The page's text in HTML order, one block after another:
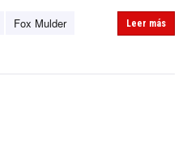
Fox Mulder
Leer más